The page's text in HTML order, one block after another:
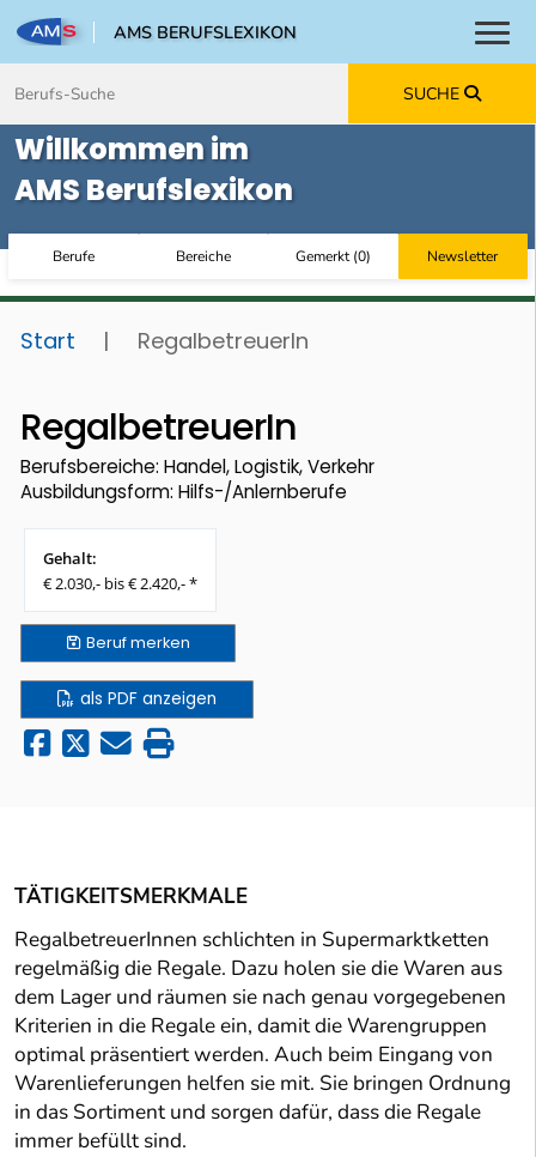
AMS BERUFSLEXIKON
SUCHE
Willkommen im
AMS Berufslexikon
Berufe Bereiche Gemerkt(0) Newsletter
Start | RegalbetreuerIn
RegalbetreuerIn
Berufsbereiche: Handel, Logistik, Verkehr
Ausbildungsform: Hilfs-/Anlernberufe
Gehalt:
€ 2.030,- bis € 2.420,- *
Berufmerken
als PDF anzeigen
TÄTIGKEITSMERKMALE
RegalbetreuerInnen schlichten in Supermarktketten
regelmäßig die Regale. Dazu holen sie die Waren aus
dem Lager und räumen sie nach genau vorgegebenen
Kriterien in die Regale ein, damit die Warengruppen
optimal präsentiert werden. Auch beim Eingang von
Warenlieferungen helfen sie mit. Sie bringen Ordnung
in das Sortiment und sorgen dafür, dass die Regale
immer befüllt sind.